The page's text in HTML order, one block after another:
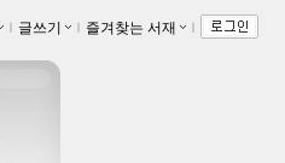
ｌ 글쓰기 ｌ 즐겨찾는 서재 ｌ